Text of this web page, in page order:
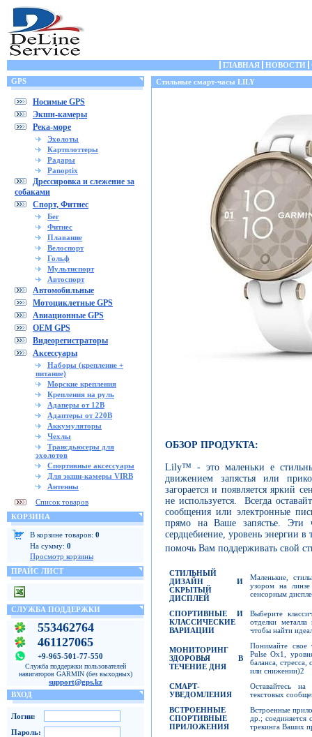
ГЛАВНАЯ НОВОСТИ
GPS
Носимые GPS
Экшн-камеры
Река-море
Эхолоты
Картплоттеры
Радары
Panoptix
Дрессировка и слежение за
собаками
Спорт, Фитнес
Бег
Фитнес
Плавание
Велоспорт
Гольф
Мультиспорт
Автоспорт
Автомобильные
Мотоциклетные GPS
Авиационные GPS
OEM GPS
Видеорегистраторы
Аксессуары
Наборы (крепление +
питание)
Морские крепления
Крепления на руль
Адаперы от 12В
Адаптеры от 220В
Аккумуляторы
Чехлы
Трансдьюсеры для
эхолотов
Спортивные аксессуары
Для экшн-камеры VIRB
Антенны
Список товаров
КОРЗИНА
В корзине товаров: 0
На сумму: 0
Просмотр корзины
ПРАЙС ЛИСТ
СЛУЖБА ПОДДЕРЖКИ
553462764
461127065
+9-965-501-77-550
Служба поддержки пользователей
навигаторов GARMIN (без выходных)
support@gps.kz
ВХОД
Логин:
Пароль:
Стильные смарт-часы LILY
ОБЗОР ПРОДУКТА:
Lily™ - это маленьки е
движением запястья или
загорается и появляется яркий
не используется. Всегда
сообщения или электронные
прямо на Ваше запястье. Эти
сердцебиение, уровень энергии
помочь Вам поддерживать свой
СТИЛЬНЫЙ
ДИЗАЙН И
СКРЫТЫЙ
ДИСПЛЕЙ
Маленькие,
узором на
сенсорным
СПОРТИВНЫЕ И
КЛАССИЧЕСКИЕ
ВАРИАЦИИ
Выберите
отделки
чтобы найти
МОНИТОРИНГ
ЗДОРОВЬЯ В
ТЕЧЕНИЕ ДНЯ
Понимайте свое
Pulse Ox1,
баланса,
или снижении)2
СМАРТ-
УВЕДОМЛЕНИЯ
Оставайтесь
текстовых
ВСТРОЕННЫЕ
СПОРТИВНЫЕ
ПРИЛОЖЕНИЯ
Встроенные
др.;
трекинга Ваших